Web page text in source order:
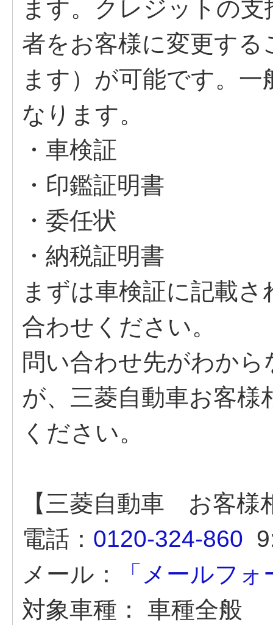
ます。クレジットの
者をお客様に変更する
ます）が可能です。
なります。
・車検証
・印鑑証明書
・委任状
・納税証明書
まずは車検証に記載さ
合わせください。
問い合わせ先がわか
が、三菱自動車お客
ください。
【三菱自動車 お客様
電話： 0120-324-860
メール：
「メールフ
対象車種：
車種全般